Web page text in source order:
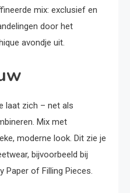
mix: exclusief en
door het
avondje uit.
laat zich – net als
Mix met
moderne look. Dit zie je
bijvoorbeeld bij
Paper of Filling Pieces.